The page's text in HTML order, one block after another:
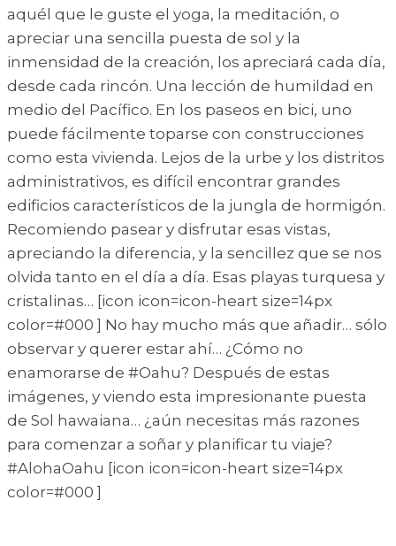
aquél que le guste el yoga, la meditación, o
apreciar una sencilla puesta de sol y la
inmensidad de la creación, los apreciará cada día,
desde cada rincón. Una lección de humildad en
medio del Pacífico. En los paseos en bici, uno
puede fácilmente toparse con construcciones
como esta vivienda. Lejos de la urbe y los distritos
administrativos, es difícil encontrar grandes
edificios característicos de la jungla de hormigón.
Recomiendo pasear y disfrutar esas vistas,
apreciando la diferencia, y la sencillez que se nos
olvida tanto en el día a día. Esas playas turquesa y
cristalinas… [icon icon=icon-heart size=14px
color=#000 ] No hay mucho más que añadir… sólo
observar y querer estar ahí… ¿Cómo no
enamorarse de #Oahu? Después de estas
imágenes, y viendo esta impresionante puesta
de Sol hawaiana… ¿aún necesitas más razones
para comenzar a soñar y planificar tu viaje?
#AlohaOahu [icon icon=icon-heart size=14px
color=#000 ]